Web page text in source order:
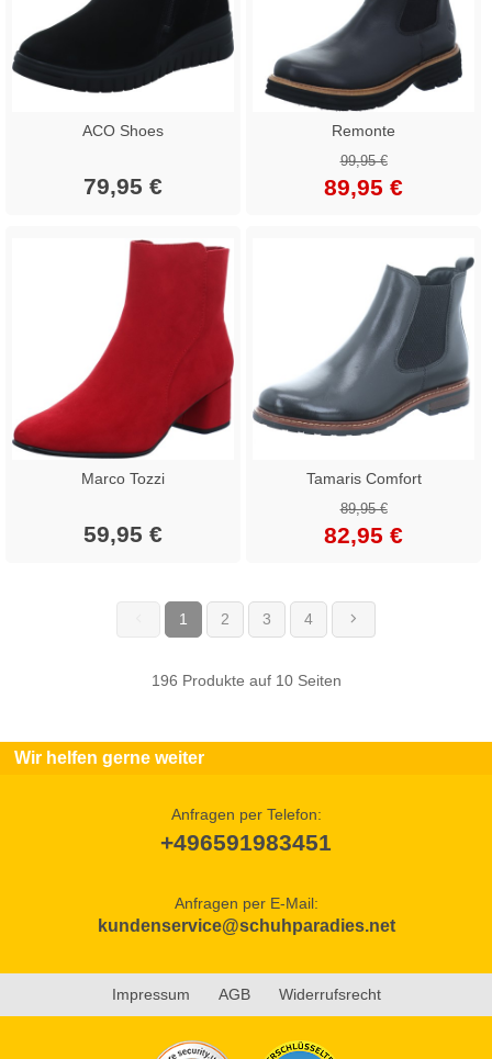
ACO Shoes
79,95 €
Remonte
99,95 €
89,95 €
Marco Tozzi
59,95 €
Tamaris Comfort
89,95 €
82,95 €
1 (current)
2 3 4
196 Produkte auf 10 Seiten
Wir helfen gerne weiter
Anfragen per Telefon:
+496591983451
Anfragen per E-Mail:
kundenservice@schuhparadies.net
Impressum AGB Widerrufsrecht